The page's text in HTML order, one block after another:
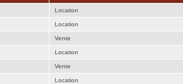
Location
Location
Vente
Location
Vente
Location